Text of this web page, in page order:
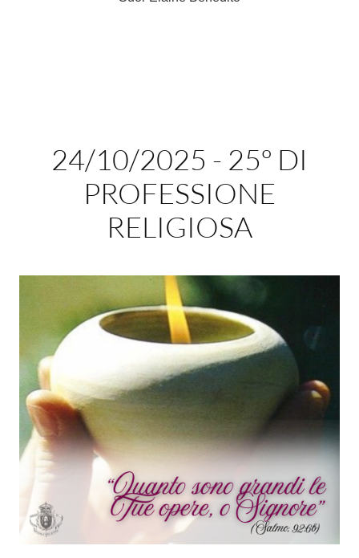
24/10/2025 - 25º DI
PROFESSIONE
RELIGIOSA